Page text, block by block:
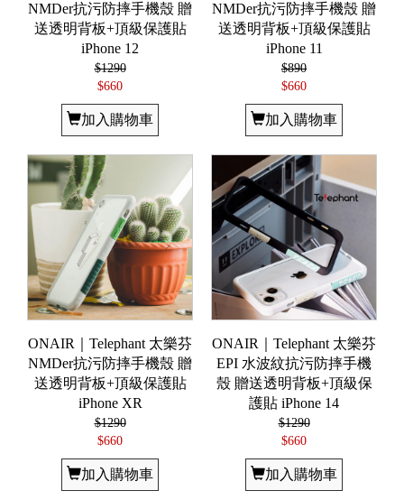
NMDer抗污防摔手機殼 贈
送透明背板+頂級保護貼
iPhone 12
$1290
$660
加入購物車
NMDer抗污防摔手機殼 贈
送透明背板+頂級保護貼
iPhone 11
$890
$660
加入購物車
ONAIR｜Telephant 太樂芬
NMDer抗污防摔手機殼 贈
送透明背板+頂級保護貼
iPhone XR
$1290
$660
加入購物車
ONAIR｜Telephant 太樂芬
EPI 水波紋抗污防摔手機
殼 贈送透明背板+頂級保
護貼 iPhone 14
$1290
$660
加入購物車